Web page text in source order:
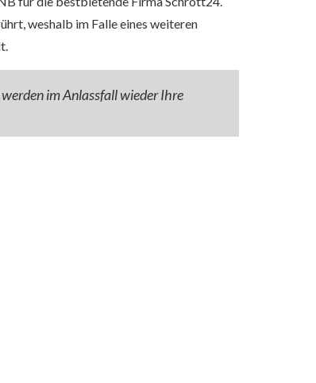
weshalb im Falle eines weiteren
im Anlassfall wieder Ihre